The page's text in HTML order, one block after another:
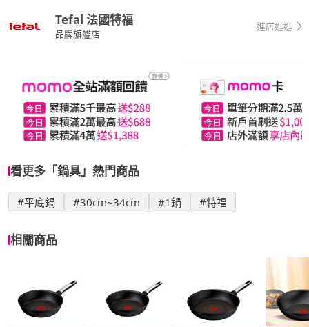
Tefal 法國特福
品牌旗艦店
進店逛逛
看更多「鍋具」熱門商品
#平底鍋 #30cm~34cm #1鍋 #特福
相關商品